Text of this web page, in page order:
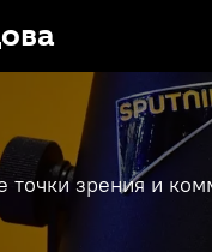
зрения и